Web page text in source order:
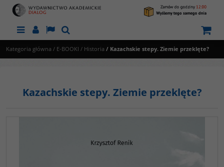
MenuPanelLangSzukaj
Kategoria główna / E-BOOKI / Historia / Kazachskie stepy. Ziemie przeklęte?
Kazachskie stepy. Ziemie przeklęte?